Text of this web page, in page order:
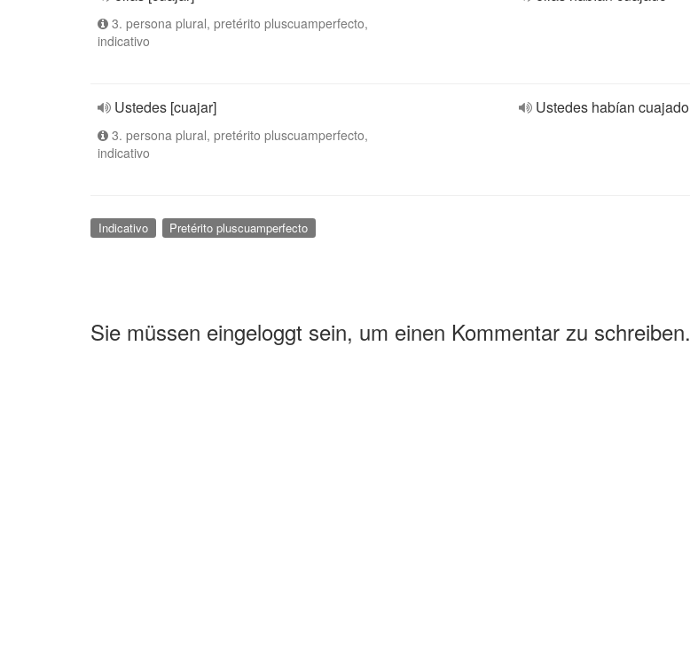
3. persona plural, pretérito pluscuamperfecto,
indicativo
Ustedes [cuajar]
3. persona plural, pretérito pluscuamperfecto,
indicativo
Ustedes habían cuajado
Indicativo Pretérito pluscuamperfecto
Sie müssen eingeloggt sein, um einen Kommentar zu schreiben.